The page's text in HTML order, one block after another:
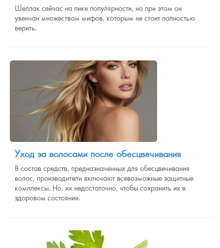
Шеллак сейчас на пике популярности, но при этом он
увенчан множеством мифов, которым не стоит полностью
верить.
Уход за волосами после обесцвечивания
В состав средств, предназначенных для обесцвечивания
волос, производители включают всевозможные защитные
комплексы. Но, их недостаточно, чтобы сохранить их в
здоровом состоянии.